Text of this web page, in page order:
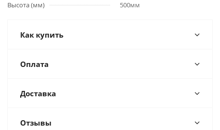
Высота (мм)
500мм
Как купить
Оплата
Доставка
Отзывы